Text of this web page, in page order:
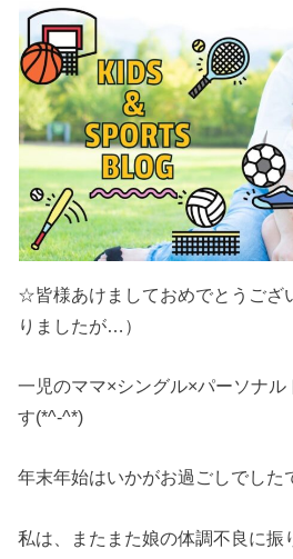
☆皆様あけましておめでとうござ
りましたが…）
一児のママ×シングル×パーソナ
す(*^-^*)
年末年始はいかがお過ごしでした
私は、またまた娘の体調不良に振